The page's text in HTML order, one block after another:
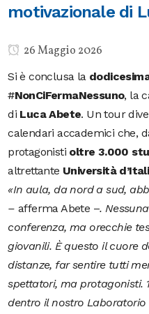
motivazionale di
26 Maggio 2026
Si è conclusa la
#NonCiFermaNessuno, la
di Luca Abete. Un tour
calendari accademici che,
protagonisti oltre 3.000
altrettante Università
«In aula, da nord a sud,
–afferma Abete –.
conferenza, ma orecchie
giovanili. È questo il cuore
distanze, far sentire tutti
spettatori, ma protagonisti.
dentro il nostro